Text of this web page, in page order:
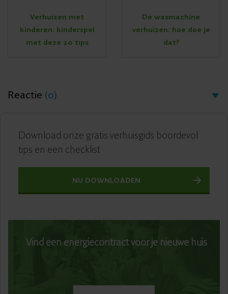
Verhuizen met
kinderen: kinderspel
met deze 20 tips
De wasmachine
verhuizen: hoe doe je
dat?
Reactie (0)
Download onze gratis verhuisgids boordevol
tips en een checklist
NU DOWNLOADEN
Vind een energiecontract voor je nieuwe huis